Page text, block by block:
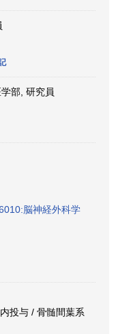
部, 研究員
脳神経外科学
投与 / 骨髄間葉系